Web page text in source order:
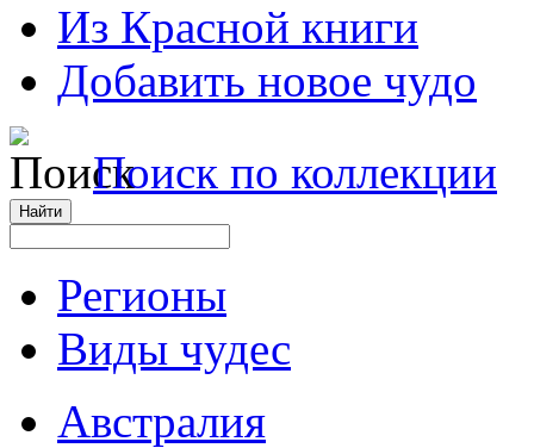
Из Красной книги
Добавить новое чудо
Поиск по коллекции
Регионы
Виды чудес
Австралия